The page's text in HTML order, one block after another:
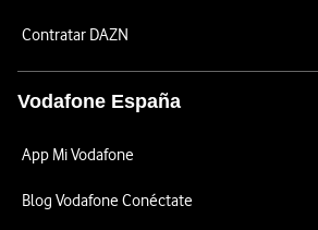
Contratar DAZN
Vodafone España
App Mi Vodafone
Blog Vodafone Conéctate